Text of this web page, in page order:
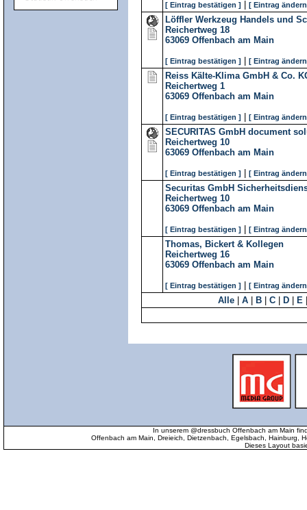
[ Eintrag bestätigen ] [ Eintrag
Löffler Werkzeug Handels und
Reichertweg 18
63069 Offenbach am Main
[ Eintrag bestätigen ] [ Eintrag
Reiss Kälte-Klima GmbH & Co.
Reichertweg 1
63069 Offenbach am Main
[ Eintrag bestätigen ] [ Eintrag
SECURITAS GmbH document
Reichertweg 10
63069 Offenbach am Main
[ Eintrag bestätigen ] [ Eintrag
Securitas GmbH
Reichertweg 10
63069 Offenbach am Main
[ Eintrag bestätigen ] [ Eintrag
Thomas, Bickert & Kollegen
Reichertweg 16
63069 Offenbach am Main
[ Eintrag bestätigen ] [ Eintrag
Alle A B C D E
In unserem @dressbuch Offenbach am Main
Offenbach am Main, Dreieich, Dietzenbach, Egelsbach, Hainburg,
Dieses Layout